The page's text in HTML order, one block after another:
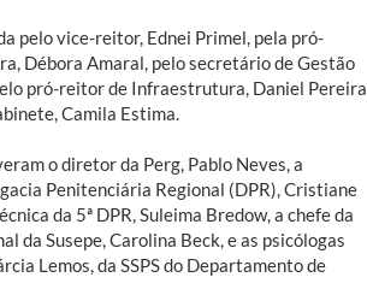
pelo vice-reitor, Ednei Primel, pela pró-
Débora Amaral, pelo secretário de Gestão
pró-reitor de Infraestrutura, Daniel Pereira
Camila Estima.
o diretor da Perg, Pablo Neves, a
Penitenciária Regional (DPR), Cristiane
da 5ª DPR, Suleima Bredow, a chefe da
da Susepe, Carolina Beck, e as psicólogas
Lemos, da SSPS do Departamento de